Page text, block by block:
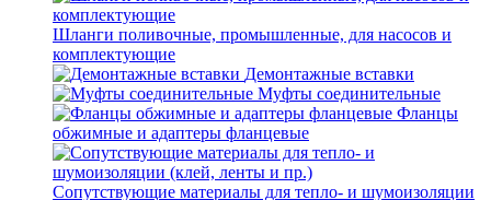
Шланги поливочные, промышленные, для насосов и
комплектующие
Демонтажные вставки
Муфты соединительные
Фланцы
обжимные и адаптеры фланцевые
Сопутствующие материалы для тепло- и шумоизоляции